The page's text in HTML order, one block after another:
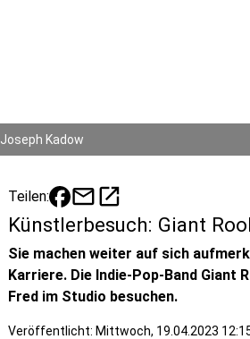
Joseph Kadow
Teilen: mailopen_in_new
Künstlerbesuch: Giant
Sie machen weiter auf sich
Karriere. Die Indie-Pop-Band Giant
Fred im Studio besuchen.
Veröffentlicht: Mittwoch, 19.04.2023